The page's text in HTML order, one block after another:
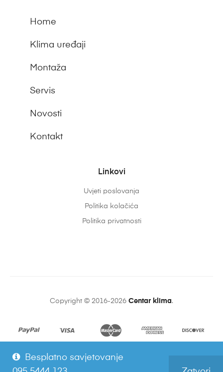
Besplatno savjetovanje
Home
Klima uređaji
Montaža
Servis
Novosti
Kontakt
Linkovi
Uvjeti poslovanja
Politika kolačića
Politika privatnosti
Copyright © 2016-2026 Centar klima.